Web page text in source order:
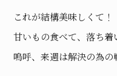
これが結構美味しくて！
甘いもの食べて、落ち着
嗚呼、来週は解決の為